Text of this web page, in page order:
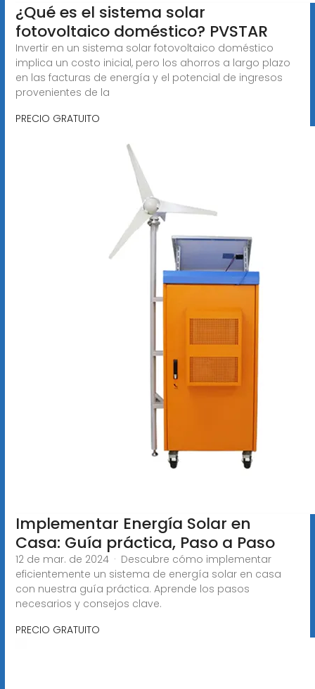
¿Qué es el sistema solar
fotovoltaico doméstico? PVSTAR
Invertir en un sistema solar fotovoltaico doméstico
implica un costo inicial, pero los ahorros a largo plazo
en las facturas de energía y el potencial de ingresos
provenientes de la
PRECIO GRATUITO
Implementar Energía Solar en
Casa: Guía práctica, Paso a Paso
12 de mar. de 2024 · Descubre cómo implementar
eficientemente un sistema de energía solar en casa
con nuestra guía práctica. Aprende los pasos
necesarios y consejos clave.
PRECIO GRATUITO